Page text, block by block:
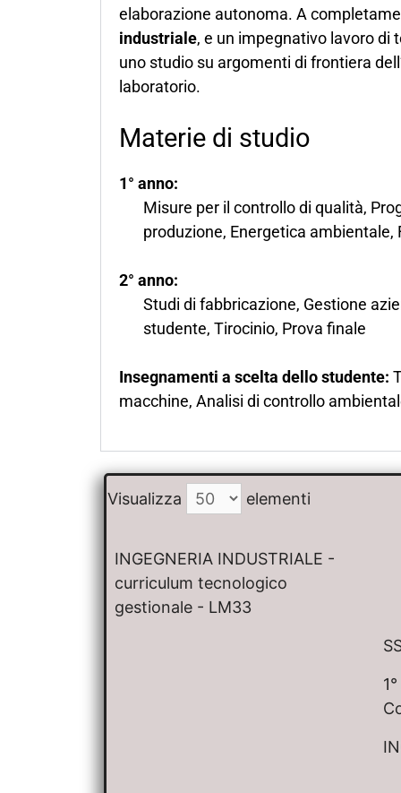
elaborazione autonoma. A
industriale, e un impegnativo lavoro di
uno studio su argomenti di frontiera
laboratorio.
Materie di studio
1° anno:
Misure per il controllo di qualità,
produzione, Energetica
2° anno:
Studi di fabbricazione, Gestione
studente, Tirocinio, Prova finale
Insegnamenti a scelta dello studente:
macchine, Analisi di controllo
Visualizza elementi
INGEGNERIA INDUSTRIALE -
curriculum tecnologico
gestionale - LM33